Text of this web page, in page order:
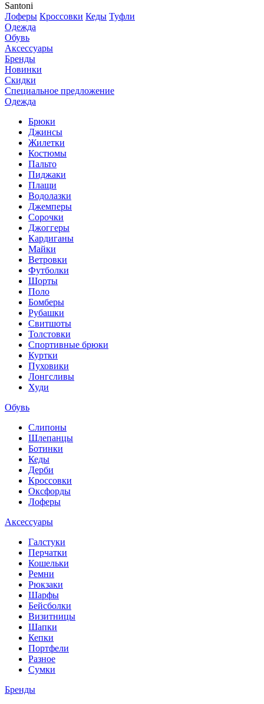
Santoni
Лоферы Кроссовки Кеды Туфли
Одежда
Обувь
Аксессуары
Бренды
Новинки
Скидки
Специальное предложение
Одежда
Брюки
Джинсы
Жилетки
Костюмы
Пальто
Пиджаки
Плащи
Водолазки
Джемперы
Сорочки
Джоггеры
Кардиганы
Майки
Ветровки
Футболки
Шорты
Поло
Бомберы
Рубашки
Свитшоты
Толстовки
Спортивные брюки
Куртки
Пуховики
Лонгсливы
Худи
Обувь
Слипоны
Шлепанцы
Ботинки
Кеды
Дерби
Кроссовки
Оксфорды
Лоферы
Аксессуары
Галстуки
Перчатки
Кошельки
Ремни
Рюкзаки
Шарфы
Бейсболки
Визитницы
Шапки
Кепки
Портфели
Разное
Сумки
Бренды